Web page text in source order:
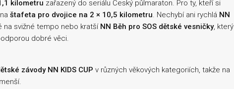
kilometru zařazený do seriálu Český půlmaraton. Pro ty, kteří si
štafeta pro dvojice na 2 × 10,5 kilometru. Nechybí ani rychlá NN
na svižné tempo nebo kratší NN Běh pro SOS dětské vesničky, který
dobré věci.
závody NN KIDS CUP v různých věkových kategoriích, takže na